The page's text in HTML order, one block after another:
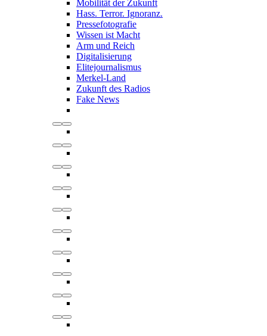
Mobilität der Zukunft
Hass. Terror. Ignoranz.
Pressefotografie
Wissen ist Macht
Arm und Reich
Digitalisierung
Elitejournalismus
Merkel-Land
Zukunft des Radios
Fake News